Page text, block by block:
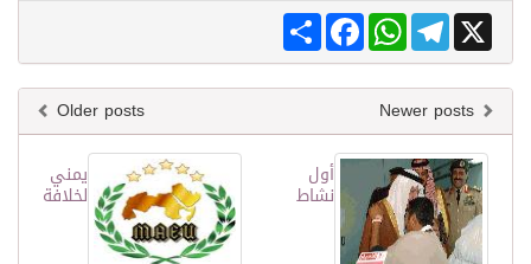
Share
FacebookWhatsAppTelegram X
Older posts
يمني
لخلافة
أول
نشاط